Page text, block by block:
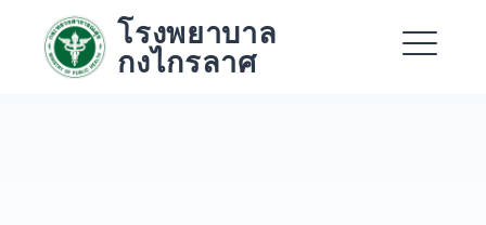
content
โรงพยาบาล
กงไกรลาศ